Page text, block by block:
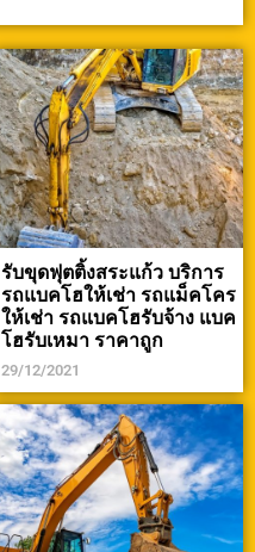
รับขุดฟุตติ้งสระแก้ว บริการ
รถแบคโฮให้เช่า รถแม็คโคร
ให้เช่า รถแบคโฮรับจ้าง แบค
โฮรับเหมา ราคาถูก
29/12/2021